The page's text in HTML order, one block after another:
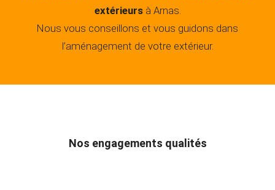
extérieursà Arnas.
Nous vous conseillons et vous guidons dans
l’aménagement de votre extérieur.
Nos engagements qualités